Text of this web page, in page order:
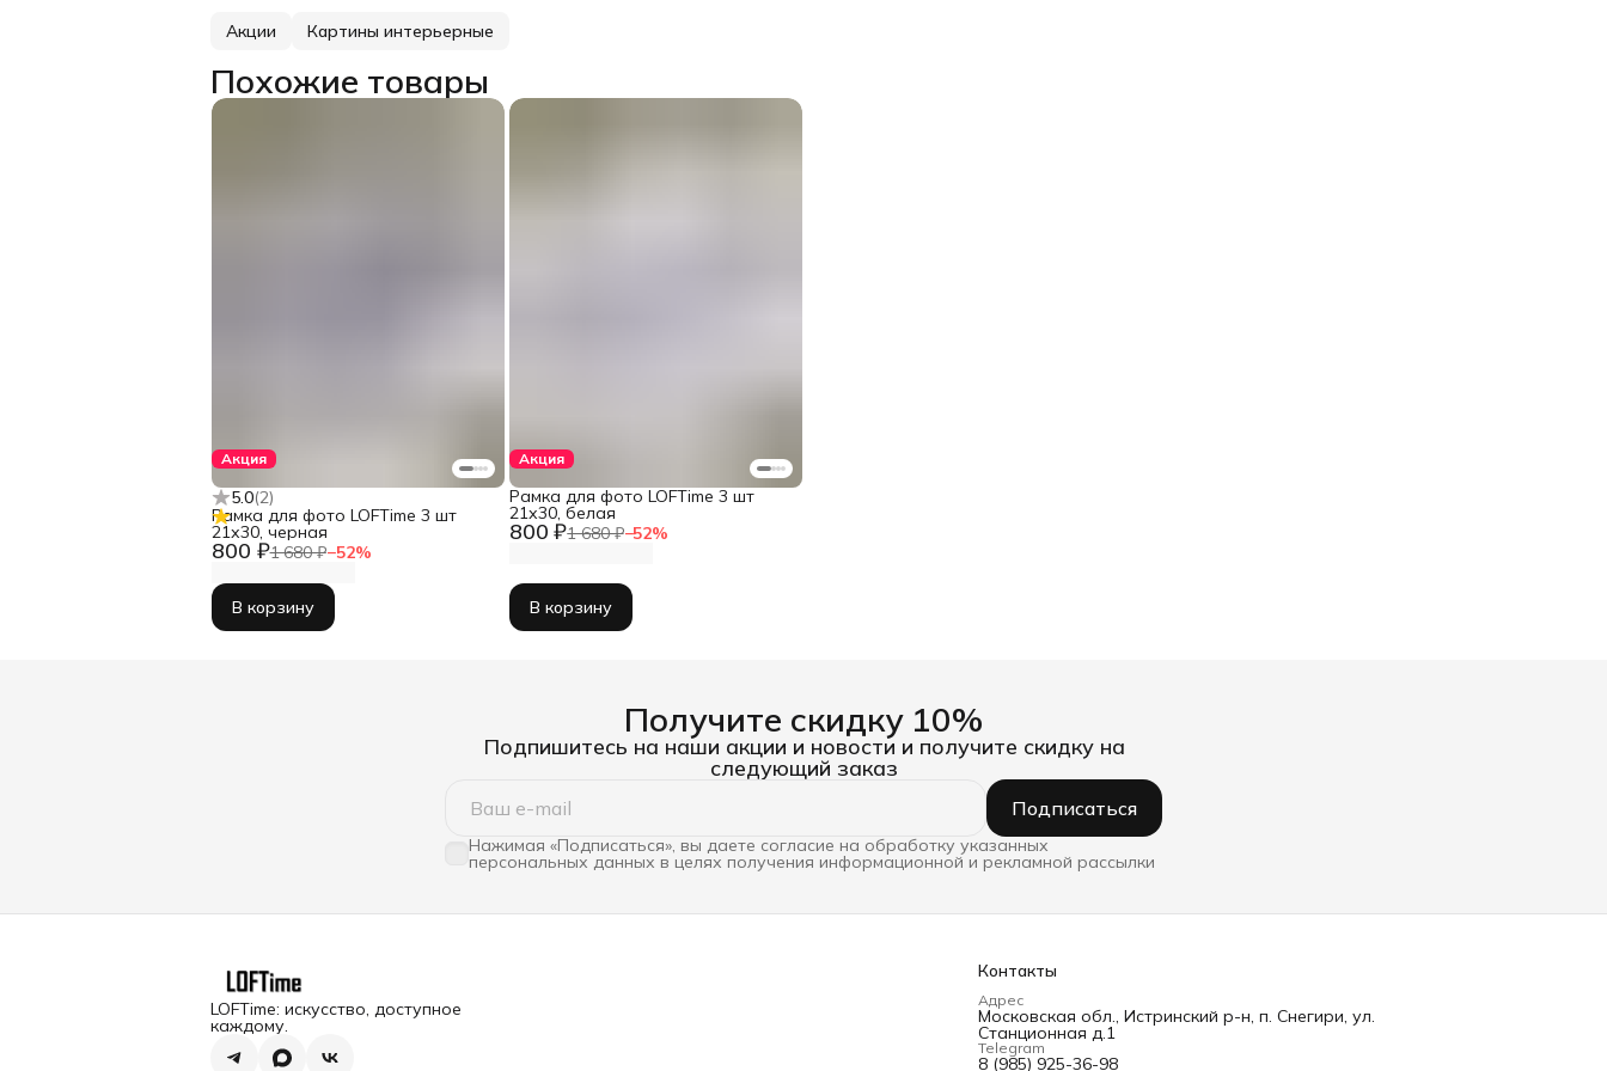
Акции Картины интерьерные
Похожие товары
Акция
5.0(2)
800 ₽1 680 ₽−52%
Рамка для фото LOFTime 3 шт
21х30, черная
В корзину
Акция
800 ₽1 680 ₽−52%
Рамка для фото LOFTime 3 шт
21х30, белая
В корзину
Получите скидку 10%
Подпишитесь на наши акции и новости и получите скидку на
следующий заказ
Подписаться
Нажимая «Подписаться», вы даете согласие на обработку указанных
персональных данных в целях получения информационной и рекламной рассылки
LOFTime: искусство, доступное
каждому.
Контакты
Адрес
Московская обл., Истринский р-н, п. Снегири, ул.
Станционная д.1
Telegram
8 (985) 925-36-98